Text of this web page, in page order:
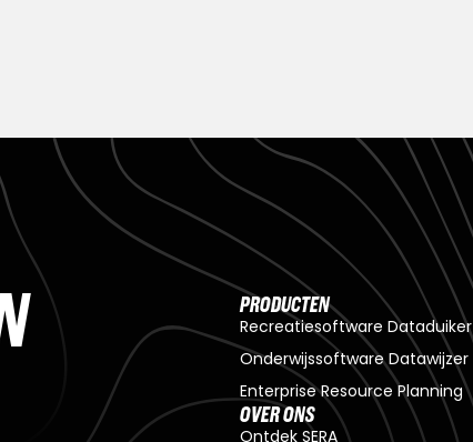
PRODUCTEN
Recreatiesoftware Dataduiker
Onderwijssoftware Datawijzer
Enterprise Resource Planning
OVER ONS
Ontdek SERA